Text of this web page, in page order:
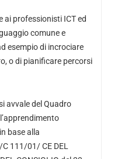
professionisti ICT ed
comune e
esempio di incrociare
o di pianificare percorsi
avvale del Quadro
base alla
111/01/ CE DEL